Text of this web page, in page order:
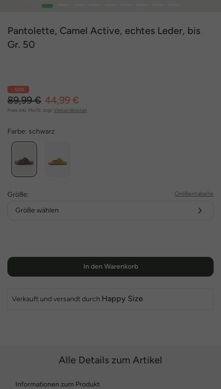
1
Pantolette, Camel Active, echtes Leder, bis
Gr. 50
- 50%
89,99 € 44,99 €
Preis inkl. MwSt. zzgl. Versandkosten
Farbe: schwarz
Größe: Größentabelle
Größe wählen
In den Warenkorb
Verkauft und versandt durch Happy Size
Alle Details zum Artikel
Informationen zum Produkt